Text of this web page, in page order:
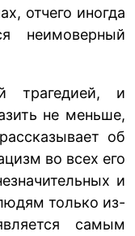
отчего иногда
неимоверный
трагедией, и
не меньше,
об
во всех его
и
только из-
самым